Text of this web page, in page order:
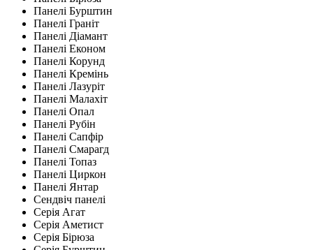
Панелі Бурштин
Панелі Граніт
Панелі Діамант
Панелі Економ
Панелі Корунд
Панелі Кремінь
Панелі Лазуріт
Панелі Малахіт
Панелі Опал
Панелі Рубін
Панелі Сапфір
Панелі Смарагд
Панелі Топаз
Панелі Циркон
Панелі Янтар
Сендвіч панелі
Серія Агат
Серія Аметист
Серія Бірюза